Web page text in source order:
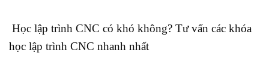
Học lập trình CNC có khó không? Tư vấn các khóa
học lập trình CNC nhanh nhất